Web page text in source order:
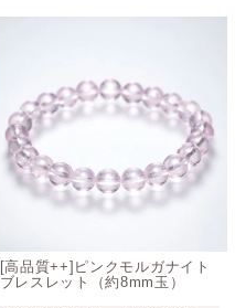
[高品質++]ピンクモルガナイト
ブレスレット（約8mm玉）